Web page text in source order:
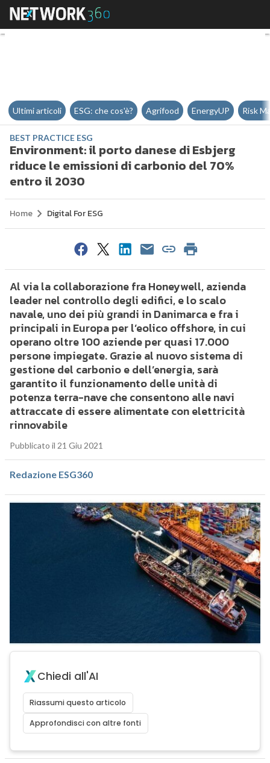
Environment: il porto danese di
Ultimi articoli ESG: che cos'è? Agrifood EnergyUP Risk
BEST PRACTICE ESG
Environment: il porto danese di Esbjerg
riduce le emissioni di carbonio del 70%
entro il 2030
Home Digital For ESG
Al via la collaborazione fra Honeywell, azienda
leader nel controllo degli edifici, e lo scalo
navale, uno dei più grandi in Danimarca e fra i
principali in Europa per l’eolico offshore, in cui
operano oltre 100 aziende per quasi 17.000
persone impiegate. Grazie al nuovo sistema di
gestione del carbonio e dell’energia, sarà
garantito il funzionamento delle unità di
potenza terra-nave che consentono alle navi
attraccate di essere alimentate con elettricità
rinnovabile
Pubblicato il 21 Giu 2021
Redazione ESG360
Chiedi all'AI
Riassumi questo articolo
Approfondisci con altre fonti